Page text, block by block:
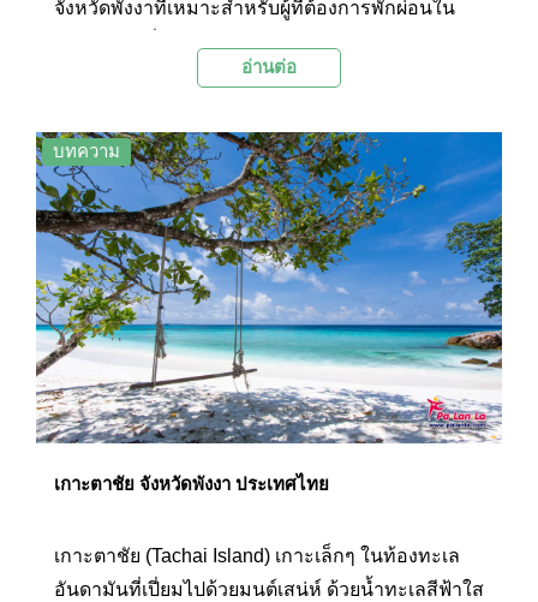
จังหวัดพังงาที่เหมาะสำหรับผู้ที่ต้องการพักผ่อนใน
สวยงามและวิถีชีวิตดั้งเดิมที่ผู้คนบนเกาะส่วนใหญ่
อ่านต่อ
บทความ
เกาะตาชัย จังหวัดพังงา ประเทศไทย
เกาะตาชัย (Tachai Island) เกาะเล็กๆ ในท้องทะเล
อันดามันที่เปี่ยมไปด้วยมนต์เสน่ห์ ด้วยน้ำทะเลสีฟ้าใส